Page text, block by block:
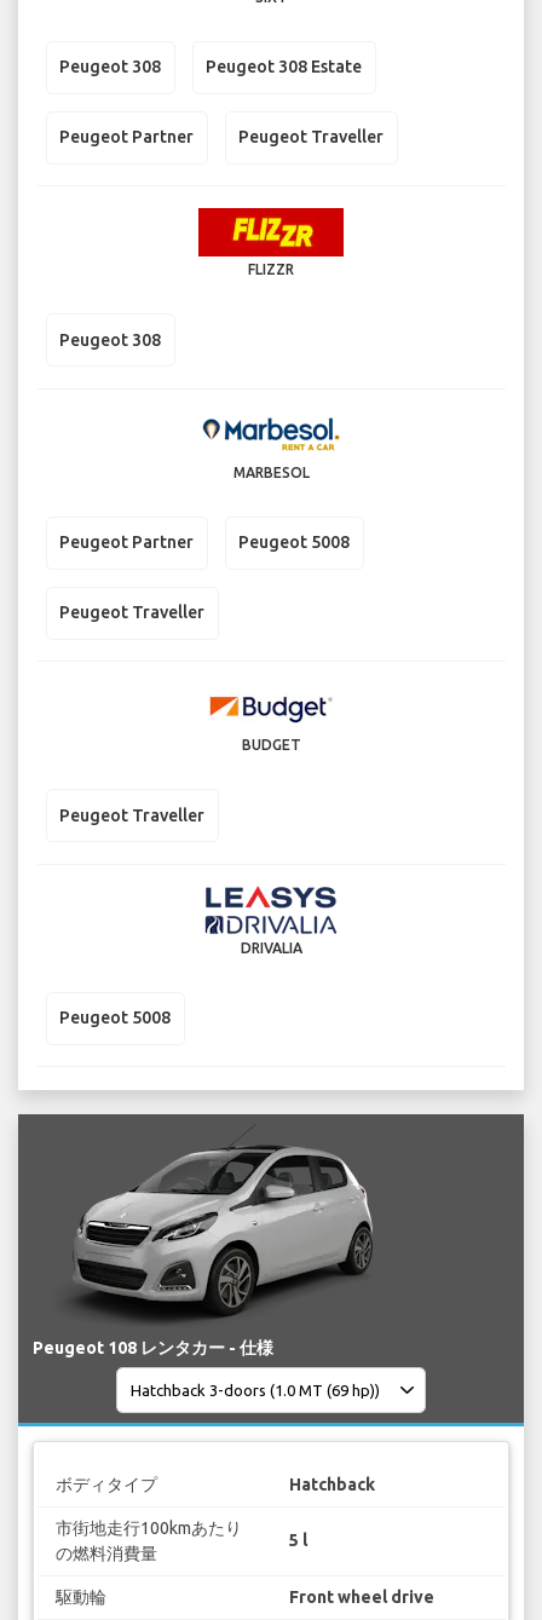
Peugeot 308 Peugeot 308 Estate
Peugeot Partner Peugeot Traveller
FLIZZR
Peugeot 308
MARBESOL
Peugeot Partner Peugeot 5008
Peugeot Traveller
BUDGET
Peugeot Traveller
DRIVALIA
Peugeot 5008
Peugeot 108 レンタカー - 仕様
ボディタイプ Hatchback
市街地走行100kmあたり
の燃料消費量
5 l
駆動輪 Front wheel drive